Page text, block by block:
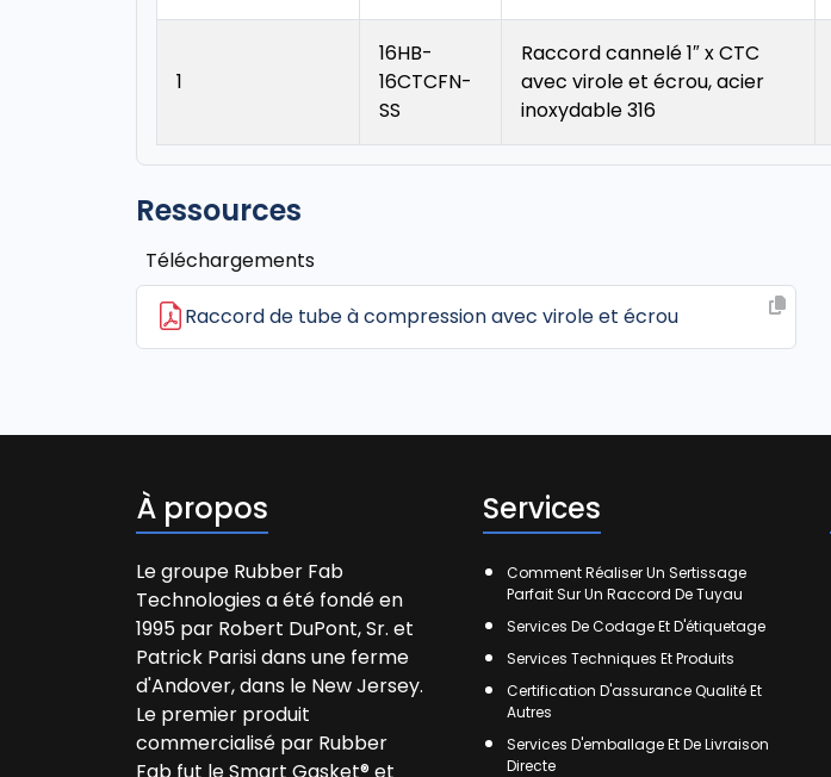
1
16HB-
16CTCFN-
SS
Raccord cannelé 1″ x CTC
avec virole et écrou, acier
inoxydable 316
Ressources
Téléchargements
Raccord de tube à compression avec virole et écrou
À propos
Le groupe Rubber Fab
Technologies a été fondé en
1995 par Robert DuPont, Sr. et
Patrick Parisi dans une ferme
d'Andover, dans le New Jersey.
Le premier produit
commercialisé par Rubber
Services
Comment Réaliser Un Sertissage
Parfait Sur Un Raccord De Tuyau
Services De Codage Et D'étiquetage
Services Techniques Et Produits
Certification D'assurance Qualité Et
Autres
Services D'emballage Et De Livraison
Directe